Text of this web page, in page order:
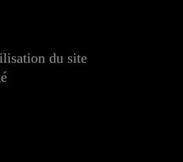
du site